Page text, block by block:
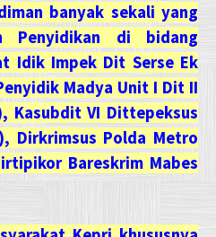
banyak sekali yang
Penyidikan di bidang
Idik Impek Dit Serse Ek
Madya Unit I Dit II
Kasubdit VI Dittepeksus
Dirkrimsus Polda Metro
Bareskrim Mabes